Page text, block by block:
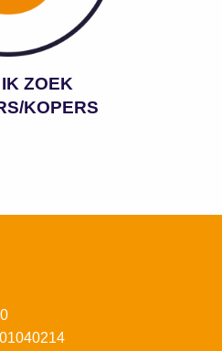
ZOEK
KOPERS